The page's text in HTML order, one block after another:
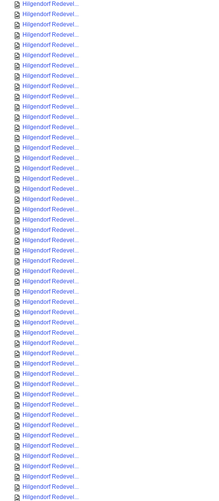
Hilgendorf Redevel...
Hilgendorf Redevel...
Hilgendorf Redevel...
Hilgendorf Redevel...
Hilgendorf Redevel...
Hilgendorf Redevel...
Hilgendorf Redevel...
Hilgendorf Redevel...
Hilgendorf Redevel...
Hilgendorf Redevel...
Hilgendorf Redevel...
Hilgendorf Redevel...
Hilgendorf Redevel...
Hilgendorf Redevel...
Hilgendorf Redevel...
Hilgendorf Redevel...
Hilgendorf Redevel...
Hilgendorf Redevel...
Hilgendorf Redevel...
Hilgendorf Redevel...
Hilgendorf Redevel...
Hilgendorf Redevel...
Hilgendorf Redevel...
Hilgendorf Redevel...
Hilgendorf Redevel...
Hilgendorf Redevel...
Hilgendorf Redevel...
Hilgendorf Redevel...
Hilgendorf Redevel...
Hilgendorf Redevel...
Hilgendorf Redevel...
Hilgendorf Redevel...
Hilgendorf Redevel...
Hilgendorf Redevel...
Hilgendorf Redevel...
Hilgendorf Redevel...
Hilgendorf Redevel...
Hilgendorf Redevel...
Hilgendorf Redevel...
Hilgendorf Redevel...
Hilgendorf Redevel...
Hilgendorf Redevel...
Hilgendorf Redevel...
Hilgendorf Redevel...
Hilgendorf Redevel...
Hilgendorf Redevel...
Hilgendorf Redevel...
Hilgendorf Redevel...
Hilgendorf Redevel...